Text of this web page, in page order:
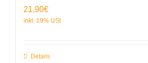
21,90€
Details